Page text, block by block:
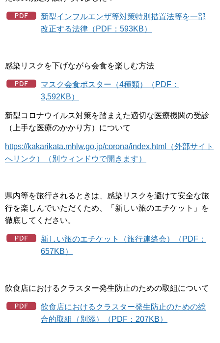
新型インフルエンザ等対策特別措置法等を一部
改正する法律（PDF：593KB）
感染リスクを下げながら会食を楽しむ方法
マスク会食ポスター（4種類）（PDF：
3,592KB）
新型コロナウイルス対策を踏まえた適切な医療機関の受診
（上手な医療のかかり方）について
https://kakarikata.mhlw.go.jp/corona/index.html（外部サイト
へリンク）（別ウィンドウで開きます）
県内等を旅行されるときは、感染リスクを避けて安全な旅
行を楽しんでいただくため、「新しい旅のエチケット」を
徹底してください。
新しい旅のエチケット（旅行連絡会）（PDF：
657KB）
飲食店におけるクラスター発生防止のための取組について
飲食店におけるクラスター発生防止のための総
合的取組（別添）（PDF：207KB）